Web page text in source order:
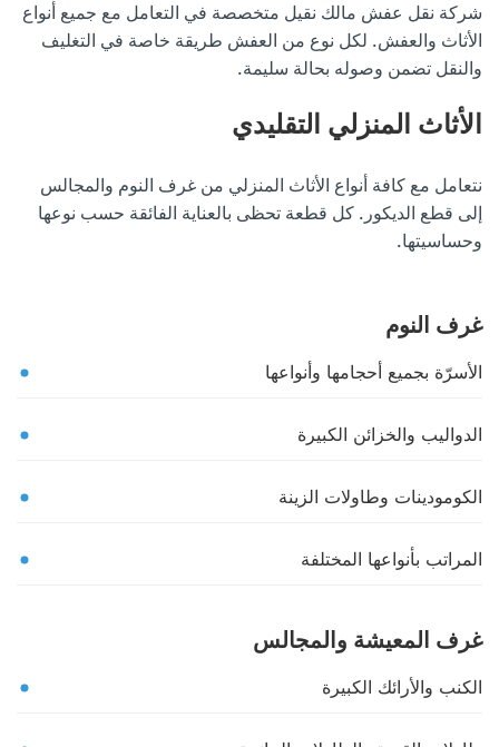
شركة نقل عفش مالك نقيل متخصصة في التعامل مع جميع أنواع
الأثاث والعفش. لكل نوع من العفش طريقة خاصة في التغليف
والنقل تضمن وصوله بحالة سليمة.
الأثاث المنزلي التقليدي
نتعامل مع كافة أنواع الأثاث المنزلي من غرف النوم والمجالس
إلى قطع الديكور. كل قطعة تحظى بالعناية الفائقة حسب نوعها
وحساسيتها.
غرف النوم
الأسرّة بجميع أحجامها وأنواعها
الدواليب والخزائن الكبيرة
الكومودينات وطاولات الزينة
المراتب بأنواعها المختلفة
غرف المعيشة والمجالس
الكنب والأرائك الكبيرة